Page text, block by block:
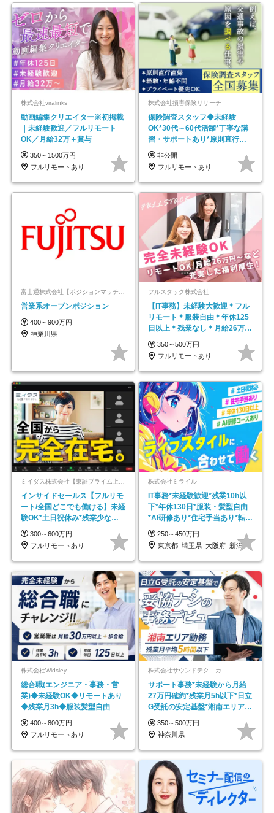
株式会社viralinks
動画編集クリエイター※初掲載
｜未経験歓迎／フルリモート
OK／月給32万＋賞与
350～1500万円
フルリモートあり
株式会社損害保険リサーチ
保険調査スタッフ◆未経験
OK*30代～60代活躍*丁寧な講
習・サポートあり*原則直行直
帰／全国募集・業務委託
非公開
フルリモートあり
富士通株式会社【ポジションマッチ登録】
営業系オープンポジション
400～900万円
神奈川県
フルスタック株式会社
【IT事務】未経験大歓迎＊フル
リモート＊服装自由＊年休125
日以上＊残業なし＊月給26万円
以上
350～500万円
フルリモートあり
インサイドセールス【フルリモ
ート/全国どこでも働ける】未経
験OK*土日祝休み*残業少なめ*
在宅勤務手当あり
300～600万円
フルリモートあり
株式会社ミライル
IT事務*未経験歓迎*残業10h以
下*年休130日*服装・髪型自由
*AI研修あり*住宅手当あり*転勤
なし
250～450万円
東京都_埼玉県_大阪府_新潟県_福岡県
株式会社Widsley
総合職(エンジニア・事務・営
業)◆未経験OK◆リモートあり
◆残業月3h◆服装髪型自由
400～800万円
フルリモートあり
株式会社サウンドテクニカ
サポート事務*未経験から月給
27万円確約*残業月5h以下*日立
G受託の安定基盤*湘南エリア勤
務
350～500万円
神奈川県